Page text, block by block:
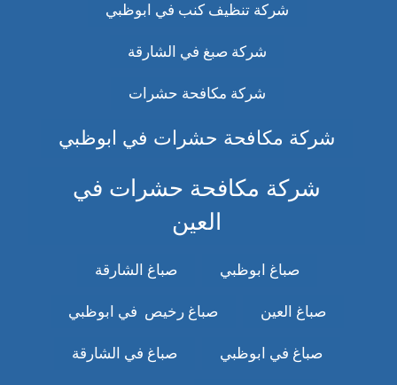
شركة تنظيف كنب في ابوظبي
شركة صبغ في الشارقة
شركة مكافحة حشرات
شركة مكافحة حشرات في ابوظبي
شركة مكافحة حشرات في
العين
صباغ ابوظبي صباغ الشارقة
صباغ العين صباغ رخيص في ابوظبي
صباغ في ابوظبي صباغ في الشارقة